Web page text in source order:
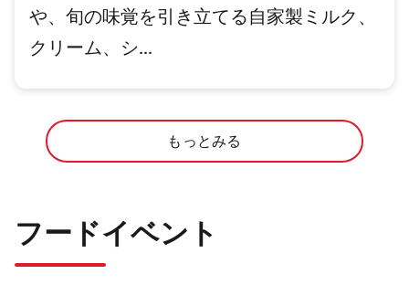
や、旬の味覚を引き立てる自家製ミルク、
クリーム、シ...
もっとみる
フードイベント